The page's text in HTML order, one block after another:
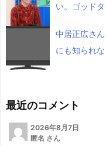
い。ゴッド
中居正広さ
にも知られ
最近のコメント
2026年8月7日
匿名 さん